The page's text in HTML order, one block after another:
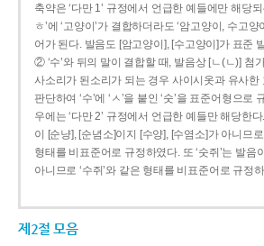
축약은 ‘다만 1’ 규정에서 언급한 예들에만 해당
ㅎ’에 ‘고양이’가 결합하더라도 ‘암고양이, 수고
어가 된다. 발음도 [암고양이], [수고양이]가 표준
② ‘수’와 뒤의 말이 결합할 때, 발음상 [ㄴ(ㄴ)] 첨
사소리가 된소리가 되는 경우 사이시옷과 유사한
판단하여 ‘수’에 ‘ㅅ’을 붙인 ‘숫’을 표준어형으로
우에는 ‘다만 2’ 규정에서 언급한 예들만 해당한다
이 [순냥], [순념소]이지 [수양], [수염소]가 아니므로
형태를 비표준어로 규정하였다. 또 ‘숫쥐’는 발음
아니므로 ‘수쥐’와 같은 형태를 비표준어로 규정
제2절 모음